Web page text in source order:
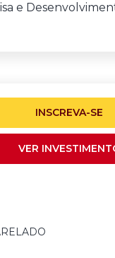
e
INSCREVA-SE
VER